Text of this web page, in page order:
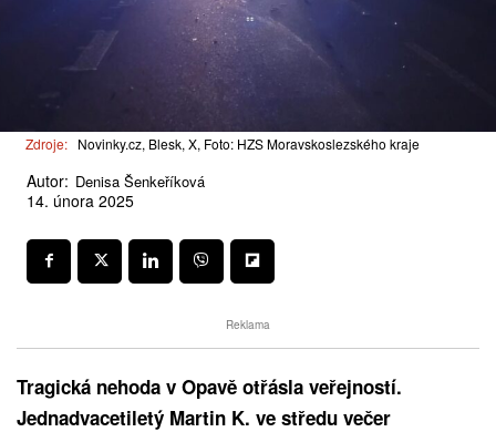
Zdroje: Novinky.cz, Blesk, X, Foto: HZS Moravskoslezského kraje
Autor: Denisa Šenkeříková
14. února 2025
Reklama
Tragická nehoda v Opavě otřásla veřejností.
Jednadvacetiletý Martin K. ve středu večer